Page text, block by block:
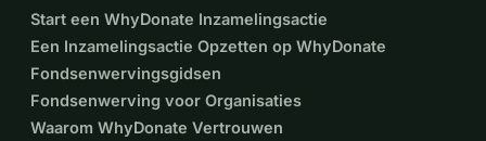
Start een WhyDonate Inzamelingsactie
Een Inzamelingsactie Opzetten op WhyDonate
Fondsenwervingsgidsen
Fondsenwerving voor Organisaties
Waarom WhyDonate Vertrouwen